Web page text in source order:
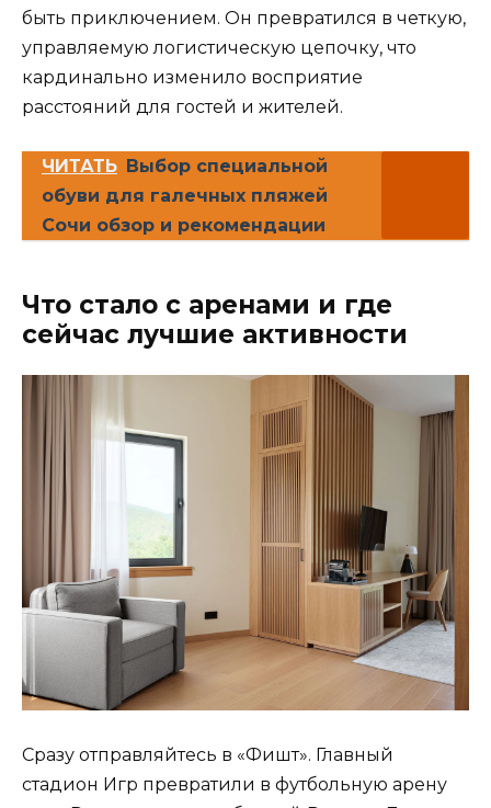
быть приключением. Он превратился в четкую,
управляемую логистическую цепочку, что
кардинально изменило восприятие
расстояний для гостей и жителей.
ЧИТАТЬ Выбор специальной
обуви для галечных пляжей
Сочи обзор и рекомендации
Что стало с аренами и где
сейчас лучшие активности
Сразу отправляйтесь в «Фишт». Главный
стадион Игр превратили в футбольную арену